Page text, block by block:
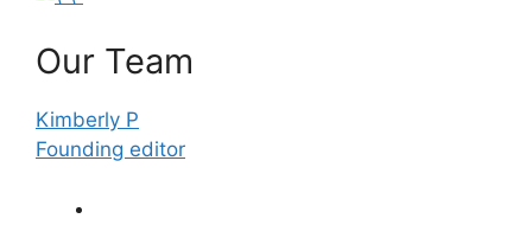
Our Team
Kimberly P
Founding editor